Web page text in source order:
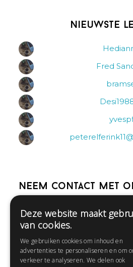
Nieuwste
Fred
Neem contact met
Help
Contact
Huisregels
Deze website maakt
van cookies.
We gebruiken cookies om inhoud en
advertenties te personaliseren en om
verkeer te analyseren. We delen ook